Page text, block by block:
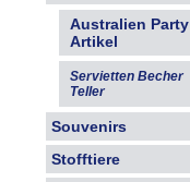
Australien Party
Artikel
Servietten Becher
Teller
Souvenirs
Stofftiere